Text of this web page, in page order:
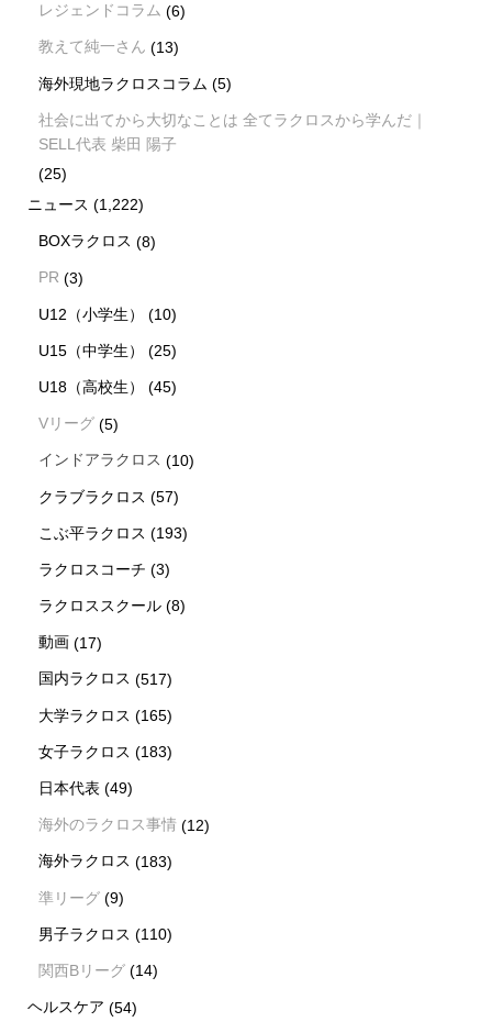
レジェンドコラム (6)
教えて純一さん (13)
海外現地ラクロスコラム (5)
社会に出てから大切なことは 全てラクロスから学んだ｜
SELL代表 柴田 陽子
(25)
ニュース (1,222)
BOXラクロス (8)
PR (3)
U12（小学生） (10)
U15（中学生） (25)
U18（高校生） (45)
Vリーグ (5)
インドアラクロス (10)
クラブラクロス (57)
こぶ平ラクロス (193)
ラクロスコーチ (3)
ラクロススクール (8)
動画 (17)
国内ラクロス (517)
大学ラクロス (165)
女子ラクロス (183)
日本代表 (49)
海外のラクロス事情 (12)
海外ラクロス (183)
準リーグ (9)
男子ラクロス (110)
関西Bリーグ (14)
ヘルスケア (54)